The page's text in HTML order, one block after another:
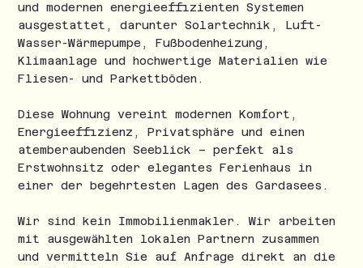
und modernen energieeffizienten Systemen
ausgestattet, darunter Solartechnik, Luft-
Wasser-Wärmepumpe, Fußbodenheizung,
Klimaanlage und hochwertige Materialien wie
Fliesen- und Parkettböden.
Diese Wohnung vereint modernen Komfort,
Energieeffizienz, Privatsphäre und einen
atemberaubenden Seeblick – perfekt als
Erstwohnsitz oder elegantes Ferienhaus in
einer der begehrtesten Lagen des Gardasees.
Wir sind kein Immobilienmakler. Wir arbeiten
mit ausgewählten lokalen Partnern zusammen
und vermitteln Sie auf Anfrage direkt an die